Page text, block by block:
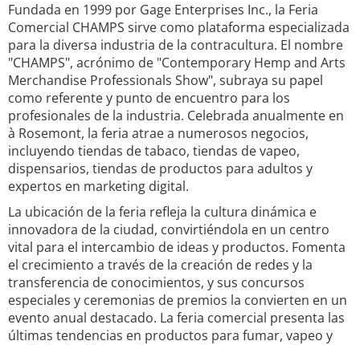
Fundada en 1999 por Gage Enterprises Inc., la Feria
Comercial CHAMPS sirve como plataforma especializada
para la diversa industria de la contracultura. El nombre
"CHAMPS", acrónimo de "Contemporary Hemp and Arts
Merchandise Professionals Show", subraya su papel
como referente y punto de encuentro para los
profesionales de la industria. Celebrada anualmente en
à Rosemont, la feria atrae a numerosos negocios,
incluyendo tiendas de tabaco, tiendas de vapeo,
dispensarios, tiendas de productos para adultos y
expertos en marketing digital.
La ubicación de la feria refleja la cultura dinámica e
innovadora de la ciudad, convirtiéndola en un centro
vital para el intercambio de ideas y productos. Fomenta
el crecimiento a través de la creación de redes y la
transferencia de conocimientos, y sus concursos
especiales y ceremonias de premios la convierten en un
evento anual destacado. La feria comercial presenta las
últimas tendencias en productos para fumar, vapeo y